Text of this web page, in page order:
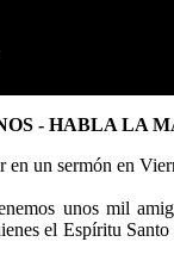
- HABLA LA
un sermón en
unos mil
el Espíritu